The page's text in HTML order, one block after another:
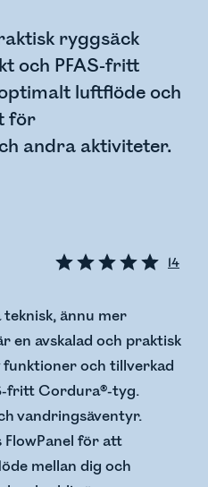
ryggsäck
och PFAS-fritt
luftflöde och
för
andra aktiviteter.
14
teknisk, ännu mer
en avskalad och praktisk
funktioner och tillverkad
fritt Cordura®-tyg.
vandringsäventyr.
FlowPanel för att
mellan dig och